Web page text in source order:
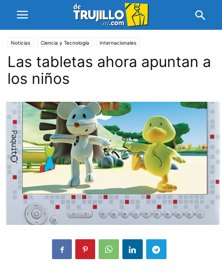
Noticias Ciencia y Tecnología Internacionales
Las tabletas ahora apuntan a
los niños